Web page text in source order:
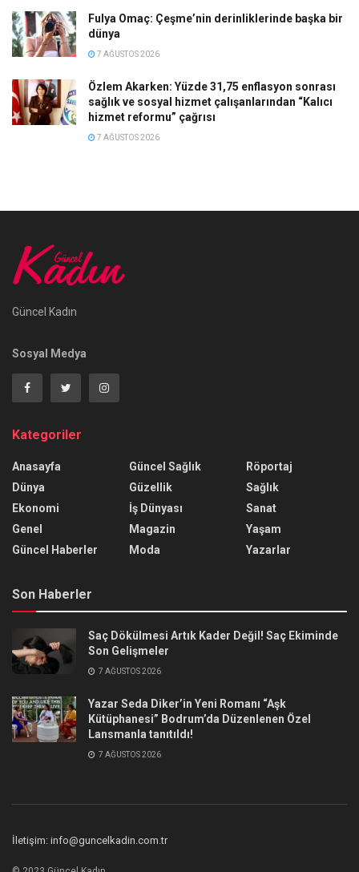
Fulya Omaç: Çeşme’nin derinliklerinde başka bir
dünya
7 AĞUSTOS 2026
Özlem Akarken: Yüzde 31,75 enflasyon sonrası
sağlık ve sosyal hizmet çalışanlarından “Kalıcı
hizmet reformu” çağrısı
7 AĞUSTOS 2026
Güncel Kadın
Sosyal Medya
Kategoriler
Anasayfa
Dünya
Ekonomi
Genel
Güncel Haberler
Güncel Sağlık
Güzellik
İş Dünyası
Magazin
Moda
Röportaj
Sağlık
Sanat
Yaşam
Yazarlar
Son Haberler
Saç Dökülmesi Artık Kader Değil! Saç Ekiminde
Son Gelişmeler
7 AĞUSTOS 2026
Yazar Seda Diker’in Yeni Romanı “Aşk
Kütüphanesi” Bodrum’da Düzenlenen Özel
Lansmanla tanıtıldı!
7 AĞUSTOS 2026
İletişim: info@guncelkadin.com.tr